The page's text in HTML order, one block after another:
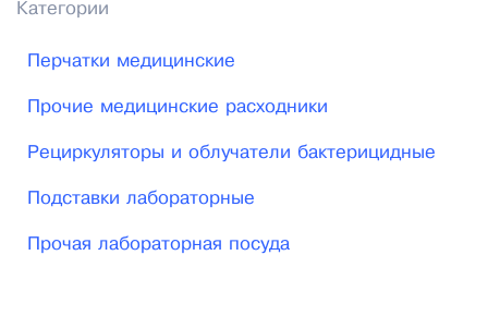
Категории
Перчатки медицинские
Прочие медицинские расходники
Рециркуляторы и облучатели бактерицидные
Подставки лабораторные
Прочая лабораторная посуда